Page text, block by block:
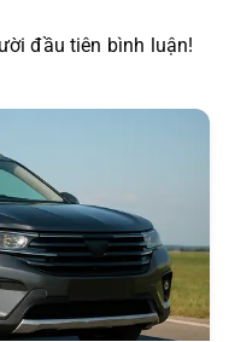
đầu tiên bình luận!